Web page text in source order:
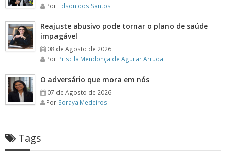
Por Edson dos Santos
Reajuste abusivo pode tornar o plano de saúde
impagável
08 de Agosto de 2026
Por Priscila Mendonça de Aguilar Arruda
O adversário que mora em nós
07 de Agosto de 2026
Por Soraya Medeiros
Tags